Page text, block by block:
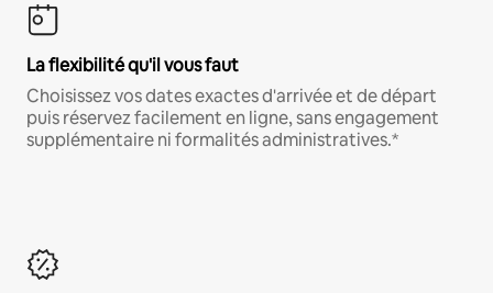
La flexibilité qu'il vous faut
Choisissez vos dates exactes d'arrivée et de départ
puis réservez facilement en ligne, sans engagement
supplémentaire ni formalités administratives.*